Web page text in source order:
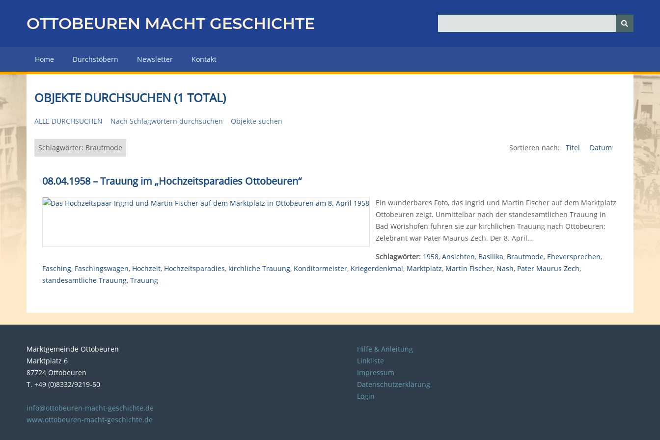
z
r
H
u
p
e
OTTOBEUREN MACHT GESCHICHTE
Home Durchstöbern Newsletter Kontakt
OBJEKTE DURCHSUCHEN (1 TOTAL)
ALLE DURCHSUCHEN Nach Schlagwörtern durchsuchen Objekte suchen
Schlagwörter: Brautmode Sortieren nach: Titel Datum
08.04.1958 – Trauung im „Hochzeitsparadies Ottobeuren“
Ein wunderbares Foto, das Ingrid und Martin Fischer auf dem Marktplatz
Ottobeuren zeigt. Unmittelbar nach der standesamtlichen Trauung in
Bad Wörishofen fuhren sie zur kirchlichen Trauung nach Ottobeuren;
Zelebrant war Pater Maurus Zech. Der 8. April…
Schlagwörter: 1958, Ansichten, Basilika, Brautmode, Eheversprechen,
Fasching, Faschingswagen, Hochzeit, Hochzeitsparadies, kirchliche Trauung, Konditormeister, Kriegerdenkmal, Marktplatz, Martin Fischer, Nash, Pater Maurus Zech,
standesamtliche Trauung, Trauung
Marktgemeinde Ottobeuren
Marktplatz 6
87724 Ottobeuren
T. +49 (0)8332/9219-50
info@ottobeuren-macht-geschichte.de
www.ottobeuren-macht-geschichte.de
Hilfe & Anleitung
Linkliste
Impressum
Datenschutzerklärung
Login